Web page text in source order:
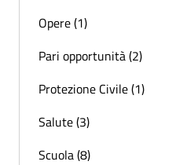
Opere (1)
Pari opportunità (2)
Protezione Civile (1)
Salute (3)
Scuola (8)